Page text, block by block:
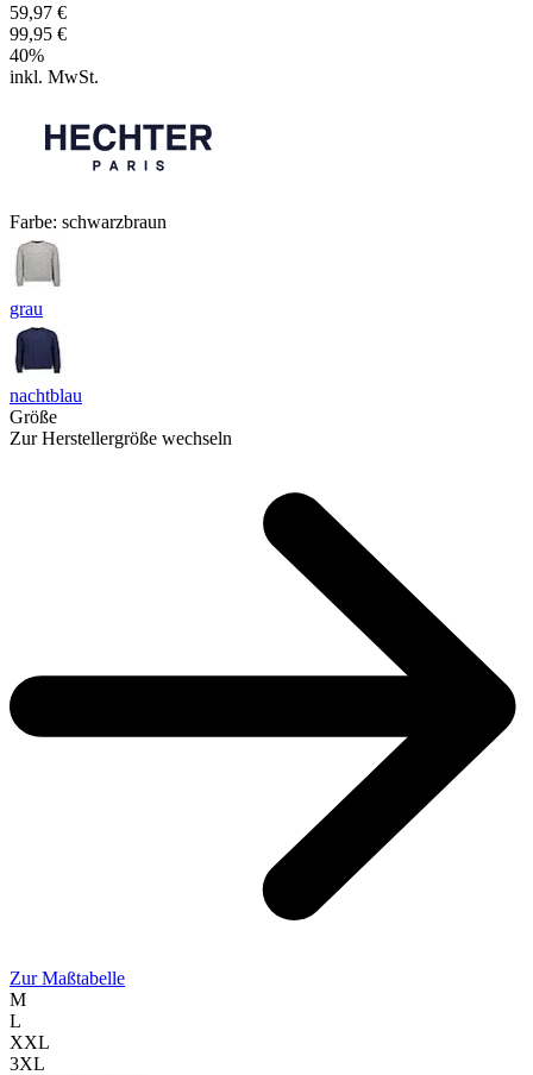
59,97 €
99,95 €
40%
inkl. MwSt.
Farbe: schwarzbraun
grau
nachtblau
Größe
Zur Herstellergröße wechseln
Zur Maßtabelle
M
L
XXL
3XL